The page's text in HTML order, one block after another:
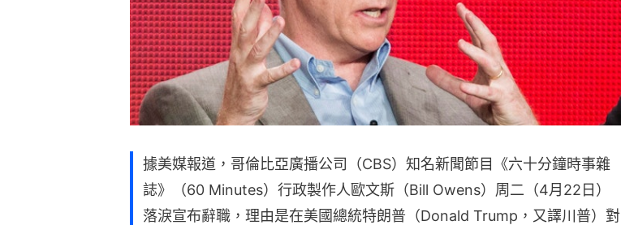
據美媒報道，哥倫比亞廣播公司（CBS）知名新聞節目《六十分鐘時事雜
誌》（60 Minutes）行政製作人歐文斯（Bill Owens）周二（4月22日）
落淚宣布辭職，理由是在美國總統特朗普（Donald Trump，又譯川普）對